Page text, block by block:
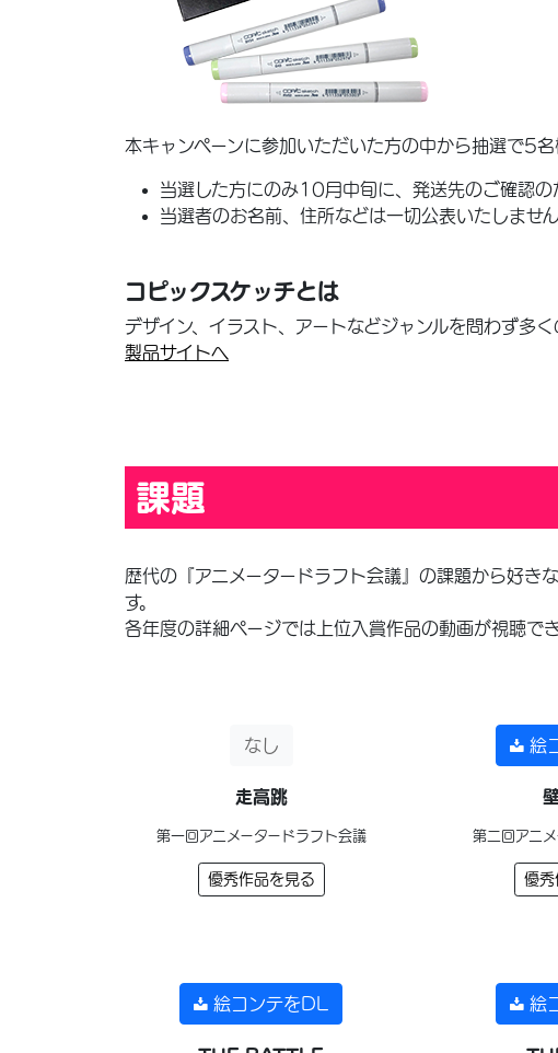
本キャンペーンに参加いただいた方の中から抽選で5
当選した方にのみ10月中旬に、発送先のご確認
当選者のお名前、住所などは一切公表いたしません
コピックスケッチとは
デザイン、イラスト、アートなどジャンルを問わず多
製品サイトへ
課題
歴代の『アニメータードラフト会議』の課題から好き
す。
各年度の詳細ページでは上位入賞作品の動画が視聴でき
なし
走高跳
第一回アニメータードラフト会議
優秀作品を見る
絵
第二回アニ
優秀
絵コンテをDL 絵